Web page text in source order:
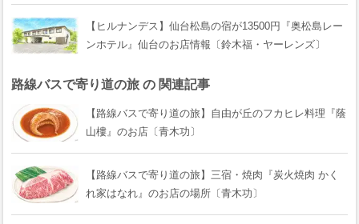
【ヒルナンデス】仙台松島の宿が13500円『奥松島レー
ンホテル』仙台のお店情報〔鈴木福・ヤーレンズ〕
路線バスで寄り道の旅 の 関連記事
【路線バスで寄り道の旅】自由が丘のフカヒレ料理『蔭
山樓』のお店〔青木功〕
【路線バスで寄り道の旅】三宿・焼肉『炭火焼肉 かく
れ家はなれ』のお店の場所〔青木功〕